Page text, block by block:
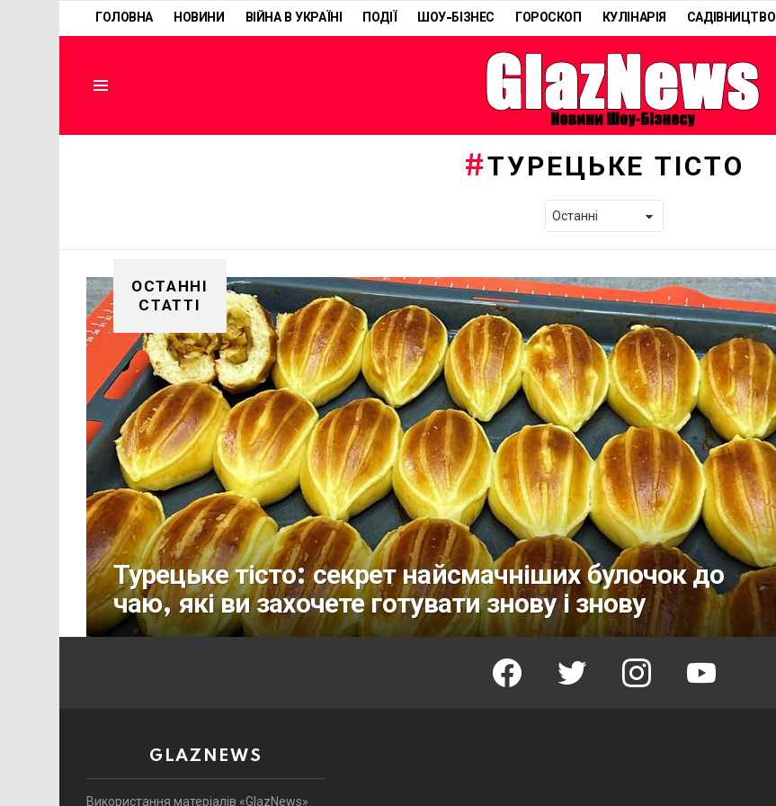
ГОЛОВНА НОВИНИ ВІЙНА В УКРАЇНІ ПОДІЇ ШОУ-БІЗНЕС ГОРОСКОП КУЛІНАРІЯ САДІВНИЦТВО
ТУРЕЦЬКЕ ТІСТО
ОСТАННІ
СТАТТІ
Турецьке тісто: секрет найсмачніших булочок до
чаю, які ви захочете готувати знову і знову
facebook twitter instagram youtube
GLAZNEWS
Використання матеріалів «GlazNews»